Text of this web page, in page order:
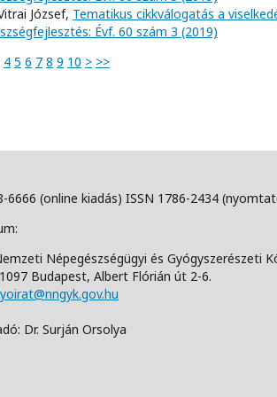
József, Tematikus cikkválogatás a
Évf. 60 szám 3 (2019)
4 5 6 7 8 9 10 > >>
6666 (online kiadás) ISSN 1786-2434
Népegészségügyi és Gyógyszerészeti
Budapest, Albert Flórián út 2-6.
Dr. Surján Orsolya